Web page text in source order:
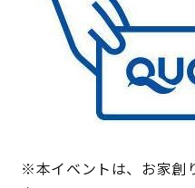
Glass Arts
Blue Style
キママプラス
納得リフォームスタジオ
※本イベントは、お家創